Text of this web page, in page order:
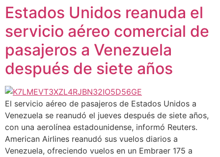
Estados Unidos reanuda el
servicio aéreo comercial de
pasajeros a Venezuela
después de siete años
El servicio aéreo de pasajeros de Estados Unidos a
Venezuela se reanudó el jueves después de siete años,
con una aerolínea estadounidense, informó Reuters.
American Airlines reanudó sus vuelos diarios a
Venezuela, ofreciendo vuelos en un Embraer 175 a